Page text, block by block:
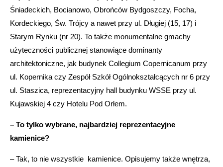
Śniadeckich, Bocianowo, Obrońców Bydgoszczy, Focha,
Kordeckiego, Św. Trójcy a nawet przy ul. Długiej (15, 17) i
Starym Rynku (nr 20). To także monumentalne gmachy
użyteczności publicznej stanowiące dominanty
architektoniczne, jak budynek Collegium Copernicanum przy
ul. Kopernika czy Zespół Szkół Ogólnokształcących nr 6 przy
ul. Staszica, reprezentacyjny hall budynku WSSE przy ul.
Kujawskiej 4 czy Hotelu Pod Orłem.
– To tylko wybrane, najbardziej reprezentacyjne
kamienice?
– Tak, to nie wszystkie kamienice. Opisujemy także wnętrza,